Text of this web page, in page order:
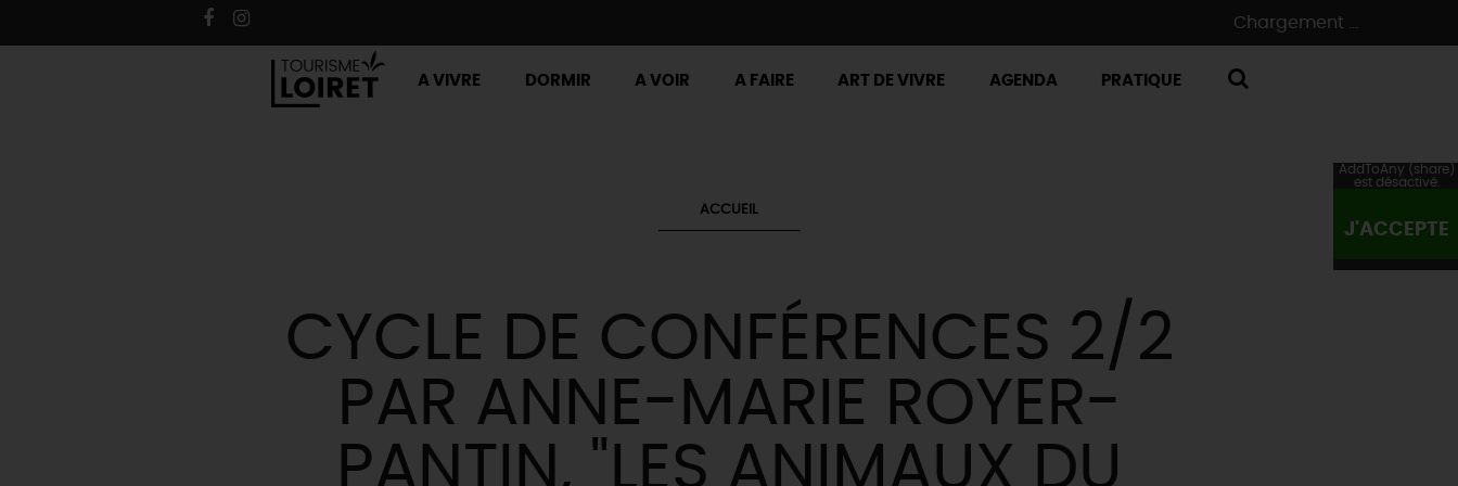
Chargement ...
A VIVRE DORMIR A VOIR A FAIRE ART DE VIVRE AGENDA PRATIQUE
ACCUEIL
CYCLE DE CONFÉRENCES 2/2
PAR ANNE-MARIE ROYER-
PANTIN, "LES ANIMAUX DU
AddToAny (share)
est désactivé.
J'ACCEPTE